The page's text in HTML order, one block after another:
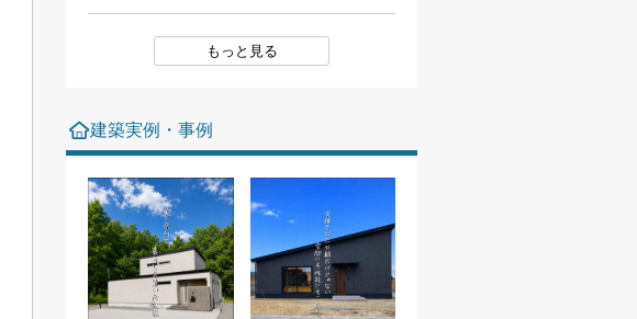
シミュレーション
キャンペーン・コラボ情報
家づくりの知識
お問い合わせ
もっと見る
建築実例・事例